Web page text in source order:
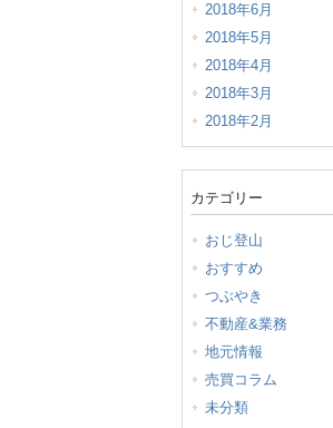
2018年6月
2018年5月
2018年4月
2018年3月
2018年2月
カテゴリー
おじ登山
おすすめ
つぶやき
不動産&業務
地元情報
売買コラム
未分類